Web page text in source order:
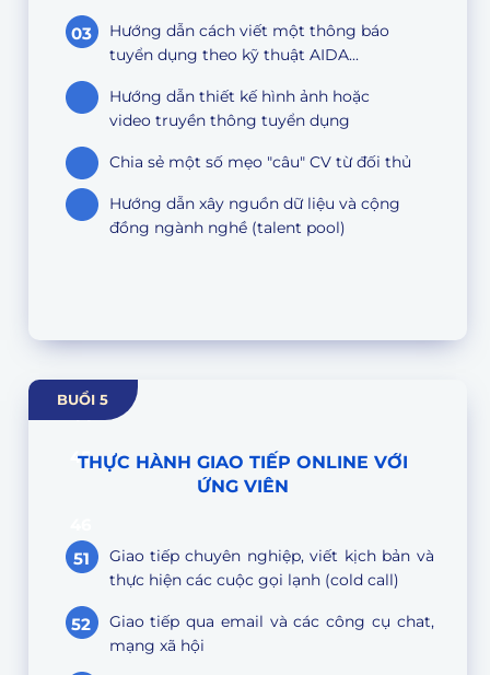
Hướng dẫn cách viết một thông báo
tuyển dụng theo kỹ thuật AIDA...
Hướng dẫn thiết kế hình ảnh hoặc
video truyền thông tuyển dụng
Chia sẻ một số mẹo "câu" CV từ đối thủ
Hướng dẫn xây nguồn dữ liệu và cộng
đồng ngành nghề (talent pool)
03
45
47
BUỔI 5
THỰC HÀNH GIAO TIẾP ONLINE VỚI
ỨNG VIÊN
Giao tiếp chuyên nghiệp, viết kịch bản và
thực hiện các cuộc gọi lạnh (cold call)
Giao tiếp qua email và các công cụ chat,
mạng xã hội
51
52